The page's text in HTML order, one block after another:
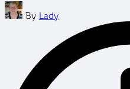
Posted
by
By Lady